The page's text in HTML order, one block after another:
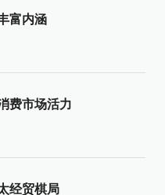
富内涵
费市场活力
经贸棋局